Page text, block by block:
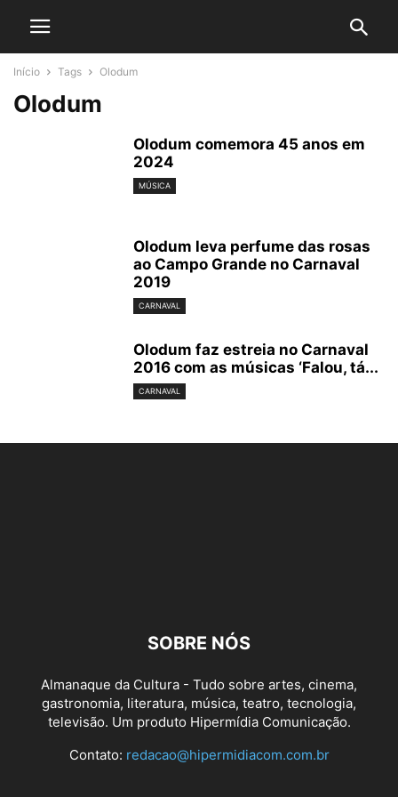
Início Tags Olodum
Olodum
Olodum comemora 45 anos em
2024
MÚSICA
Olodum leva perfume das rosas
ao Campo Grande no Carnaval
2019
CARNAVAL
Olodum faz estreia no Carnaval
2016 com as músicas ‘Falou, tá...
CARNAVAL
SOBRE NÓS
Almanaque da Cultura - Tudo sobre artes, cinema,
gastronomia, literatura, música, teatro, tecnologia,
televisão. Um produto Hipermídia Comunicação.
Contato: redacao@hipermidiacom.com.br